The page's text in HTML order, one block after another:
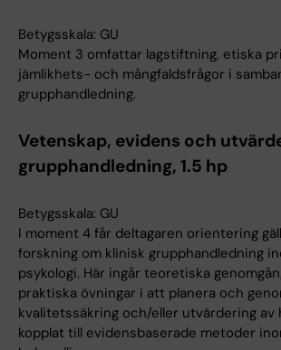
Betygsskala: GU
Moment 3 omfattar lagstiftning, etiska
jämlikhets- och mångfaldsfrågor i
grupphandledning.
Vetenskap, evidens och
grupphandledning, 1.5 hp
Betygsskala: GU
I moment 4 får deltagaren orientering
forskning om klinisk grupphandledning
psykologi. Här ingår teoretiska
praktiska övningar i att planera och
kvalitetssäkring och/eller utvärdering av
kopplat till evidensbaserade metoder